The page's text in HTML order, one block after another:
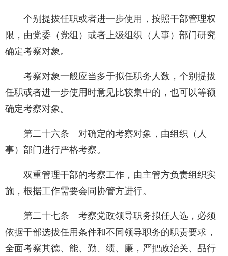
个别提拔任职或者进一步使用，按照干部管理权
限，由党委（党组）或者上级组织（人事）部门研究
确定考察对象。
考察对象一般应当多于拟任职务人数，个别提拔
任职或者进一步使用时意见比较集中的，也可以等额
确定考察对象。
第二十六条 对确定的考察对象，由组织（人
事）部门进行严格考察。
双重管理干部的考察工作，由主管方负责组织实
施，根据工作需要会同协管方进行。
第二十七条 考察党政领导职务拟任人选，必须
依据干部选拔任用条件和不同领导职务的职责要求，
全面考察其德、能、勤、绩、廉，严把政治关、品行